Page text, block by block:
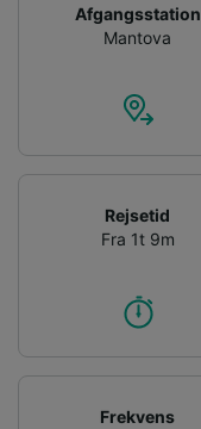
Afgangsstation
Mantova
Rejsetid
Fra 1t 9m
Frekvens